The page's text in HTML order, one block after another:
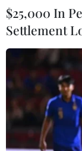
Đổi mới
cao sự hài
$25,000 In
Settlement